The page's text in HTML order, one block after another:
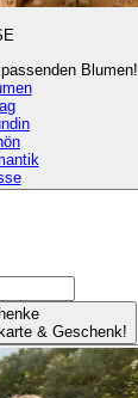
Blumen!
& Geschenk!